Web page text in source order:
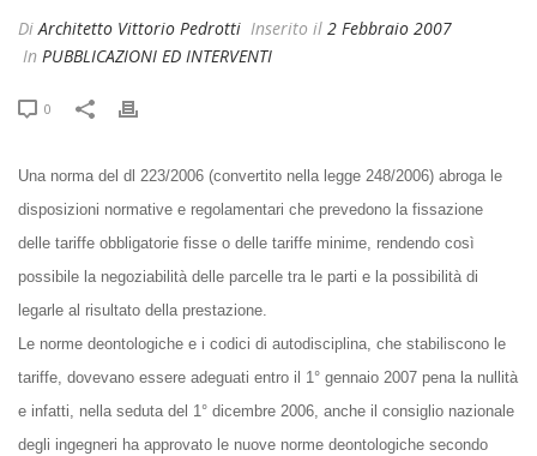
DiArchitetto Vittorio Pedrotti Inserito il 2 Febbraio 2007
In PUBBLICAZIONI ED INTERVENTI
0
Una norma del dl 223/2006 (convertito nella legge 248/2006) abroga le
disposizioni normative e regolamentari che prevedono la fissazione
delle tariffe obbligatorie fisse o delle tariffe minime, rendendo così
possibile la negoziabilità delle parcelle tra le parti e la possibilità di
legarle al risultato della prestazione.
Le norme deontologiche e i codici di autodisciplina, che stabiliscono le
tariffe, dovevano essere adeguati entro il 1° gennaio 2007 pena la nullità
e infatti, nella seduta del 1° dicembre 2006, anche il consiglio nazionale
degli ingegneri ha approvato le nuove norme deontologiche secondo